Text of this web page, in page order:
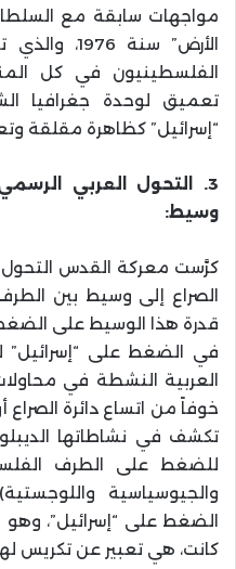
مواجهات سابقة مع
الأرض” سنة
الفلسطينيون في كل
تعميق لوحدة جغرافيا
“إسرائيل” كظاهرة مقلقة
3. التحول العربي
وسيط:
كرَّست معركة القدس
الصراع إلى وسيط بين
قدرة هذا الوسيط على
في الضغط على “إسرائيل”
العربية النشطة في
خوفاً من اتساع دائرة الصراع
تكشف في نشاطاتها
للضغط على الطرف
والجيوسياسية
الضغط على “إسرائيل”، وهو
كانت، هي تعبير عن تكريس